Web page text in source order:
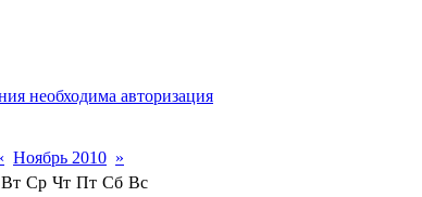
необходима авторизация
Ноябрь 2010 »
Вт Ср Чт Пт Сб Вс